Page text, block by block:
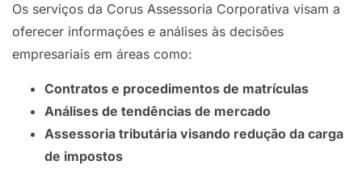
Os serviços da Corus Assessoria Corporativa visam a
oferecer informações e análises às decisões
empresariais em áreas como:
Contratos e procedimentos de matrículas
Análises de tendências de mercado
Assessoria tributária visando redução da carga
de impostos